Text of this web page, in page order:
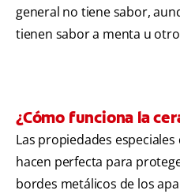
general no tiene sabor,
tienen sabor a menta u
¿Cómo funciona la
Las propiedades
hacen perfecta para
bordes metálicos de los